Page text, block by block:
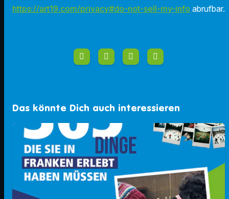
https://art19.com/privacy#do-not-sell-my-info abrufbar.
Das könnte Dich auch interessieren